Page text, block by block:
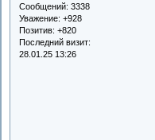
Сообщений: 3338
Уважение: +928
Позитив: +820
Последний визит:
28.01.25 13:26